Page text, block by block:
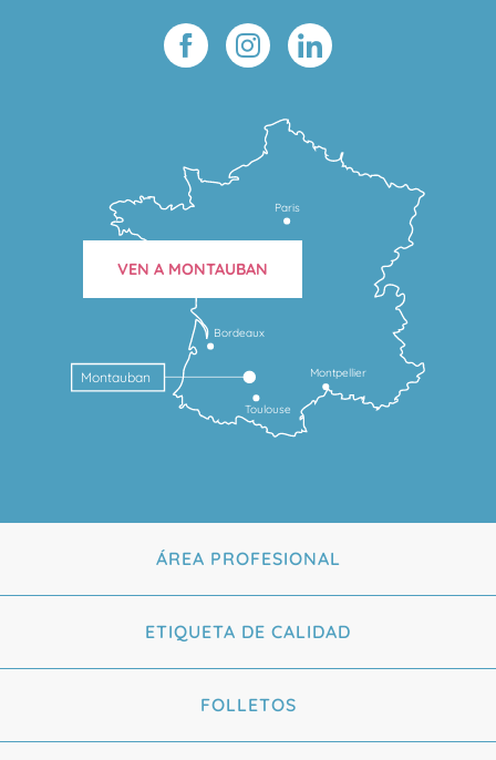
Toulouse
Montpellier
Bordeaux
Montauban
Paris
VEN A MONTAUBAN
ÁREA PROFESIONAL
ETIQUETA DE CALIDAD
FOLLETOS